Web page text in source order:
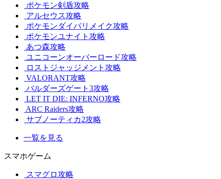
ポケモン剣盾攻略
アルセウス攻略
ポケモンダイパリメイク攻略
ポケモンユナイト攻略
あつ森攻略
ユニコーンオーバーロード攻略
ロストジャッジメント攻略
VALORANT攻略
バルダーズゲート3攻略
LET IT DIE: INFERNO攻略
ARC Raiders攻略
サブノーティカ2攻略
一覧を見る
スマホゲーム
スマグロ攻略